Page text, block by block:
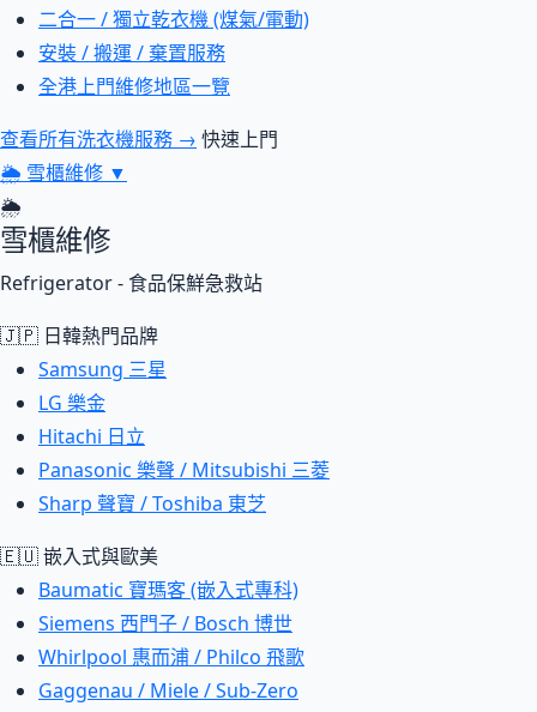
二合一 / 獨立乾衣機 (煤氣/電動)
安裝 / 搬運 / 棄置服務
全港上門維修地區一覽
查看所有洗衣機服務 → 快速上門
🌦 雪櫃維修 ▼
🌦
雪櫃維修
Refrigerator - 食品保鮮急救站
🇯🇵 日韓熱門品牌
Samsung 三星
LG 樂金
Hitachi 日立
Panasonic 樂聲 / Mitsubishi 三菱
Sharp 聲寶 / Toshiba 東芝
🇪🇺 嵌入式與歐美
Baumatic 寶瑪客 (嵌入式專科)
Siemens 西門子 / Bosch 博世
Whirlpool 惠而浦 / Philco 飛歌
Gaggenau / Miele / Sub-Zero